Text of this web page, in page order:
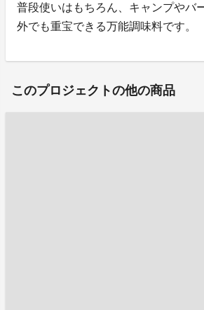
普段使いはもちろん、キャンプやバ
外でも重宝できる万能調味料です。
このプロジェクトの他の商品